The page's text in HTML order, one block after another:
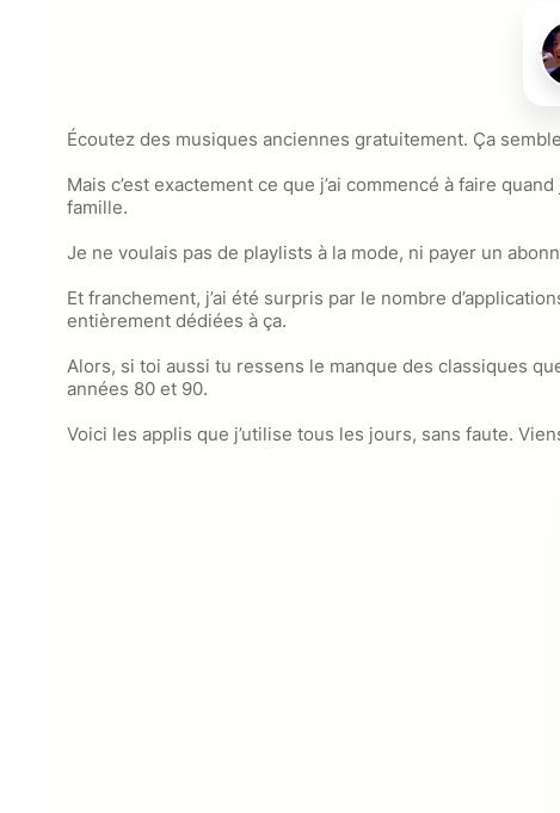
Écoutez des musiques anciennes gratuitement. Ça
Mais c’est exactement ce que j’ai commencé à faire
famille.
Je ne voulais pas de playlists à la mode, ni payer un
Et franchement, j’ai été surpris par le nombre
entièrement dédiées à ça.
Alors, si toi aussi tu ressens le manque des classiques
années 80 et 90.
Voici les applis que j’utilise tous les jours, sans faute.